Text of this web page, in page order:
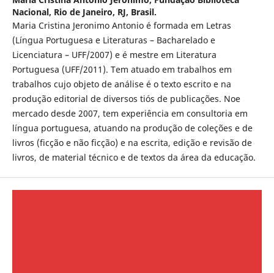
Nacional, Rio de Janeiro, RJ, Brasil.
Maria Cristina Jeronimo Antonio é formada em Letras
(Língua Portuguesa e Literaturas – Bacharelado e
Licenciatura – UFF/2007) e é mestre em Literatura
Portuguesa (UFF/2011). Tem atuado em trabalhos em
trabalhos cujo objeto de análise é o texto escrito e na
produção editorial de diversos tiós de publicações. Noe
mercado desde 2007, tem experiência em consultoria em
língua portuguesa, atuando na produção de coleções e de
livros (ficção e não ficção) e na escrita, edição e revisão de
livros, de material técnico e de textos da área da educação.